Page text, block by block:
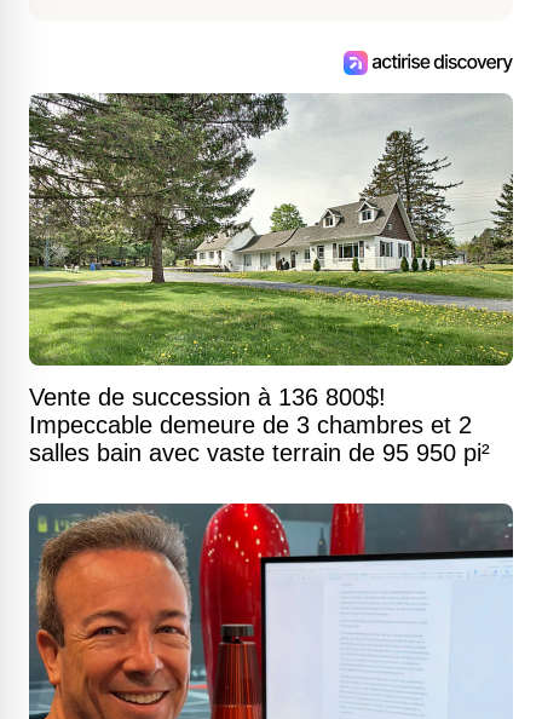
Vente de succession à 136 800$!
Impeccable demeure de 3 chambres et 2
salles bain avec vaste terrain de 95 950 pi²